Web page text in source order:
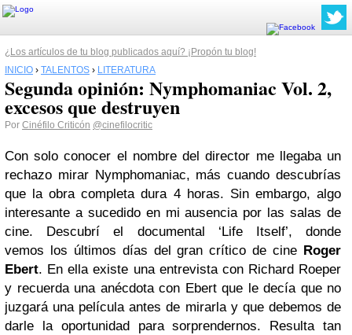
¿Los artículos de tu blog publicados aquí? ¡Propón tu blog!
INICIO › TALENTOS › LITERATURA
Segunda opinión: Nymphomaniac Vol. 2,
excesos que destruyen
Por Cinéfilo Criticón @cinefilocritic
Con solo conocer el nombre del director me llegaba un
rechazo mirar Nymphomaniac, más cuando descubrías
que la obra completa dura 4 horas. Sin embargo, algo
interesante a sucedido en mi ausencia por las salas de
cine. Descubrí el documental ‘Life Itself’, donde
vemos los últimos días del gran crítico de cine Roger
Ebert. En ella existe una entrevista con Richard Roeper
y recuerda una anécdota con Ebert que le decía que no
juzgará una película antes de mirarla y que debemos de
darle la oportunidad para sorprendernos. Resulta tan